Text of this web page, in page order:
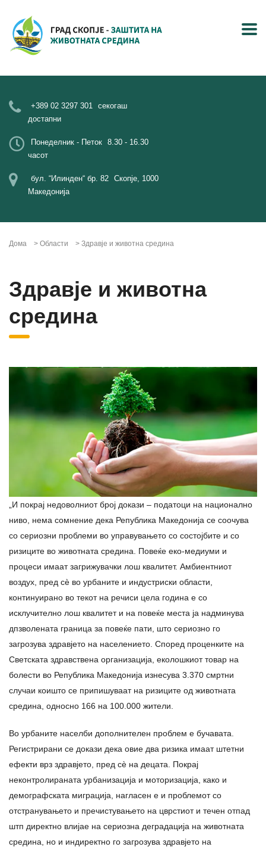
+389 02 3297 301 секогаш
достапни
Понеделник - Петок 8.30 - 16.30
часот
бул. “Илинден“ бр. 82 Скопје, 1000
Македонија
Дома > Области > Здравје и животна средина
Здравје и животна
средина
„И покрај недоволниот број докази – податоци на национално
ниво, нема сомнение дека Република Македонија се соочува
со сериозни проблеми во управувањето со состојбите и со
ризиците во животната средина. Повеќе еко-медиуми и
процеси имаат загрижувачки лош квалитет. Амбиентниот
воздух, пред сè во урбаните и индустриски области,
континуирано во текот на речиси цела година е со
исклучително лош квалитет и на повеќе места ја надминува
дпзволената граница за повеќе пати, што сериозно го
загрозува здравјето на населението. Според проценките на
Светската здравствена организација, еколошкиот товар на
болести во Република Македонија изнесува 3.370 смртни
случаи коишто се припишуваат на ризиците од животната
средина, односно 166 на 100.000 жители.
Во урбаните населби дополнителен проблем е бучавата.
Регистрирани се докази дека овие два ризика имаат штетни
ефекти врз здравјето, пред сè на децата. Покрај
неконтролираната урбанизација и моторизација, како и
демографската миграција, нагласен е и проблемот со
отстранувањето и пречистувањето на цврстиот и течен отпад
штп директно влијае на сериозна деградација на животната
средина, но и индиректно го загрозува здравјето на